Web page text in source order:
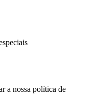
a nossa política de